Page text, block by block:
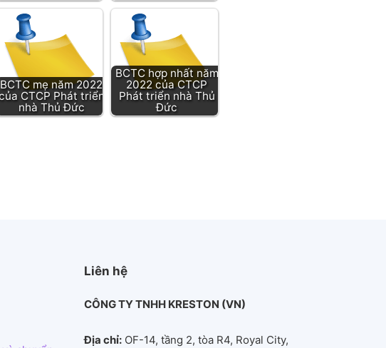
BCTC mẹ năm 2022
CTCP Phát triển
nhà Thủ Đức
BCTC hợp nhất năm
2022 của CTCP
Phát triển nhà Thủ
Đức
Liên hệ
CÔNG TY TNHH KRESTON (VN)
Địa chỉ: OF-14, tầng 2, tòa R4, Royal City,